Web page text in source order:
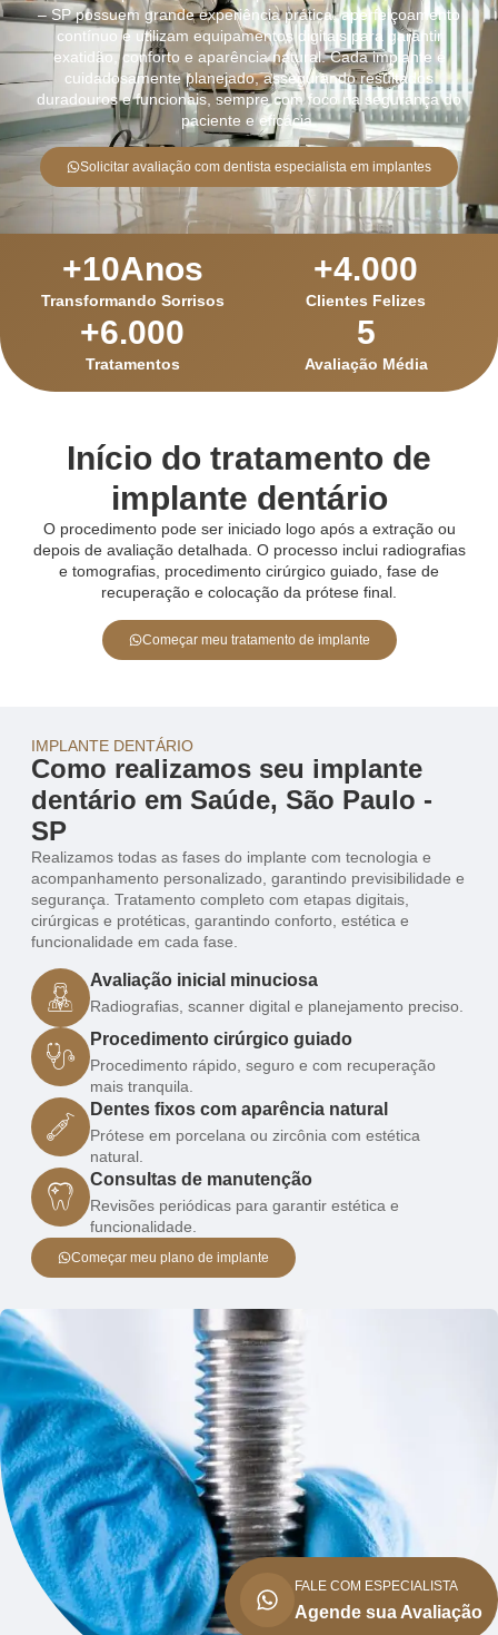
– SP possuem grande experiência prática, aperfeiçoamento
contínuo e utilizam equipamentos digitais para garantir
exatidão, conforto e aparência natural. Cada implante é
cuidadosamente planejado, assegurando resultados
duradouros e funcionais, sempre com foco na segurança do
paciente e eficácia.
Solicitar avaliação com dentista especialista em implantes
Transformando Sorrisos
+10Anos
Clientes Felizes
+4.000
Tratamentos
+6.000
Avaliação Média
5
Início do tratamento de
implante dentário
O procedimento pode ser iniciado logo após a extração ou
depois de avaliação detalhada. O processo inclui radiografias
e tomografias, procedimento cirúrgico guiado, fase de
recuperação e colocação da prótese final.
Começar meu tratamento de implante
IMPLANTE DENTÁRIO
Como realizamos seu implante
dentário em Saúde, São Paulo -
SP
Realizamos todas as fases do implante com tecnologia e
acompanhamento personalizado, garantindo previsibilidade e
segurança. Tratamento completo com etapas digitais,
cirúrgicas e protéticas, garantindo conforto, estética e
funcionalidade em cada fase.
Avaliação inicial minuciosa
Radiografias, scanner digital e planejamento preciso.
Procedimento cirúrgico guiado
Procedimento rápido, seguro e com recuperação
mais tranquila.
Dentes fixos com aparência natural
Prótese em porcelana ou zircônia com estética
natural.
Consultas de manutenção
Revisões periódicas para garantir estética e
funcionalidade.
Começar meu plano de implante
FALE COM ESPECIALISTA
Agende sua Avaliação